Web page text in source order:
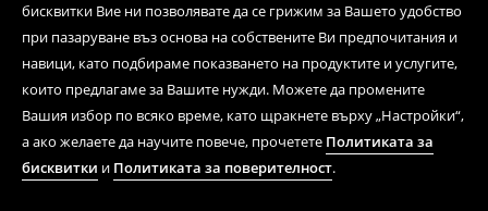
бисквитки Вие ни позволявате да се грижим за Вашето удобство
при пазаруване въз основа на собствените Ви предпочитания и
навици, като подбираме показването на продуктите и услугите,
които предлагаме за Вашите нужди. Можете да промените
Вашия избор по всяко време, като щракнете върху „Настройки“,
а ако желаете да научите повече, прочетете Политиката за
бисквитки и Политиката за поверителност.